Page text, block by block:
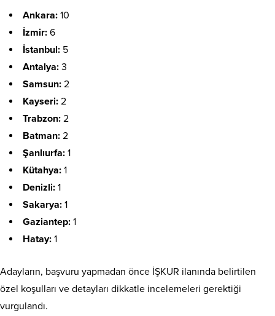
Ankara: 10
İzmir: 6
İstanbul: 5
Antalya: 3
Samsun: 2
Kayseri: 2
Trabzon: 2
Batman: 2
Şanlıurfa: 1
Kütahya: 1
Denizli: 1
Sakarya: 1
Gaziantep: 1
Hatay: 1
Adayların, başvuru yapmadan önce İŞKUR ilanında belirtilen
özel koşulları ve detayları dikkatle incelemeleri gerektiği
vurgulandı.